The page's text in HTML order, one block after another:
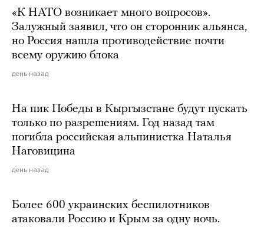
«К НАТО возникает много вопросов».
Залужный заявил, что он сторонник альянса,
но Россия нашла противодействие почти
всему оружию блока
день назад
На пик Победы в Кыргызстане будут пускать
только по разрешениям. Год назад там
погибла российская альпинистка Наталья
Наговицина
день назад
Более 600 украинских беспилотников
атаковали Россию и Крым за одну ночь.